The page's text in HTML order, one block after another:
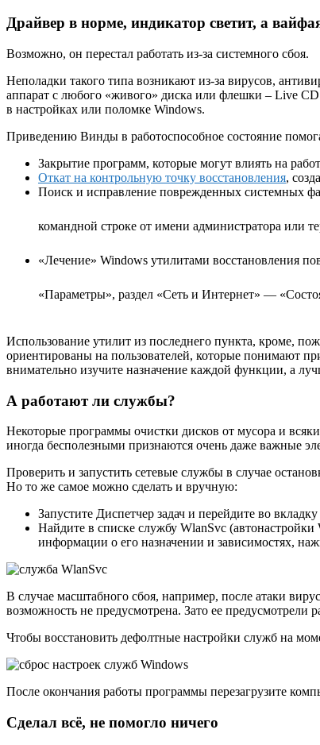
Драйвер в норме, индикатор светит, а
Возможно, он перестал работать из-за системного сбоя.
Неполадки такого типа возникают из-за вирусов,
аппарат с любого «живого» диска или флешки – Live
в настройках или поломке Windows.
Приведению Винды в работоспособное состояние
Закрытие программ, которые могут влиять на
Откат на контрольную точку восстановления,
Поиск и исправление поврежденных системных
командной строке от имени администратора или
«Лечение» Windows утилитами восстановления
«Параметры», раздел «Сеть и Интернет» —
Использование утилит из последнего пункта, кроме,
ориентированы на пользователей, которые понимают
внимательно изучите назначение каждой функции, а
А работают ли службы?
Некоторые программы очистки дисков от мусора и
иногда бесполезными признаются очень даже важные
Проверить и запустить сетевые службы в случае
Но то же самое можно сделать и вручную:
Запустите Диспетчер задач и перейдите во
Найдите в списке службу WlanSvc
информации о его назначении и зависимостях,
В случае масштабного сбоя, например, после атаки
возможность не предусмотрена. Зато ее предусмотрели
Чтобы восстановить дефолтные настройки служб на
После окончания работы программы перезагрузите
Сделал всё, не помогло ничего